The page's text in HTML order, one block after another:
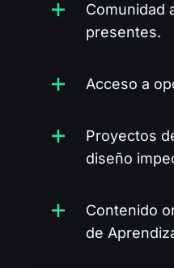
Comunidad
presentes.
Acceso a
Proyectos
diseño
Contenido
de